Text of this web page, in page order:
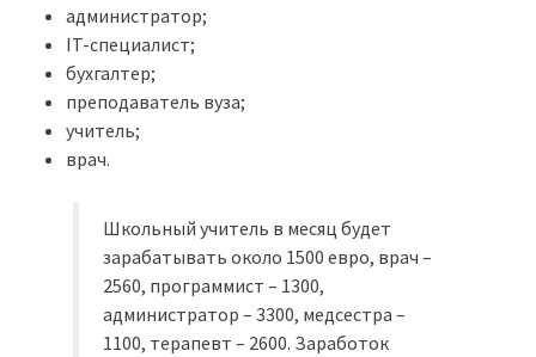
администратор;
IT-специалист;
бухгалтер;
преподаватель вуза;
учитель;
врач.
Школьный учитель в месяц будет
зарабатывать около 1500 евро, врач –
2560, программист – 1300,
администратор – 3300, медсестра –
1100, терапевт – 2600. Заработок